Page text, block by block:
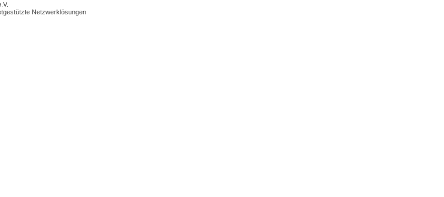
Netzwerklösungen